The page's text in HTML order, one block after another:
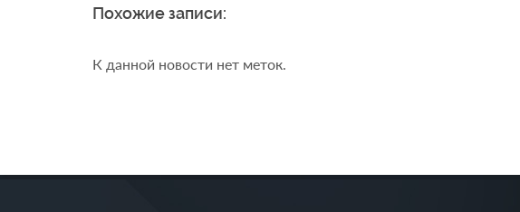
Похожие записи:
К данной новости нет меток.